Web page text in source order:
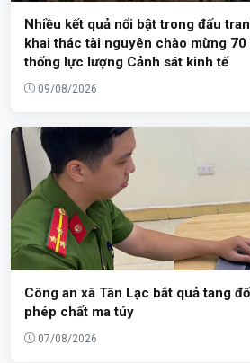
Nhiều kết quả nổi bật trong đấu
khai thác tài nguyên chào mừng 70
thống lực lượng Cảnh sát kinh tế
09/08/2026
Công an xã Tân Lạc bắt quả tang
phép chất ma túy
07/08/2026